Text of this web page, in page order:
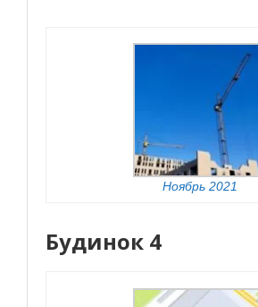
Ноябрь 2021
Будинок 4